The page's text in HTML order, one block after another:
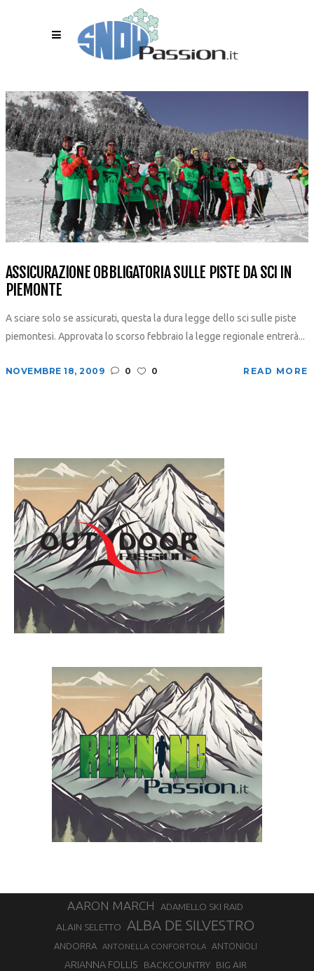
ASSICURAZIONE OBBLIGATORIA SULLE PISTE DA SCI IN
PIEMONTE
A sciare solo se assicurati, questa la dura legge dello sci sulle piste
piemontesi. Approvata lo scorso febbraio la legge regionale entrerà...
NOVEMBRE 18, 2009 0 0 READ MORE
AARON MARCH ADAMELLO SKI RAID
ALAIN SELETTO ALBA DE SILVESTRO
ANDORRA ANTONELLA CONFORTOLA ANTONIOLI
ARIANNA FOLLIS BACKCOUNTRY BIG AIR